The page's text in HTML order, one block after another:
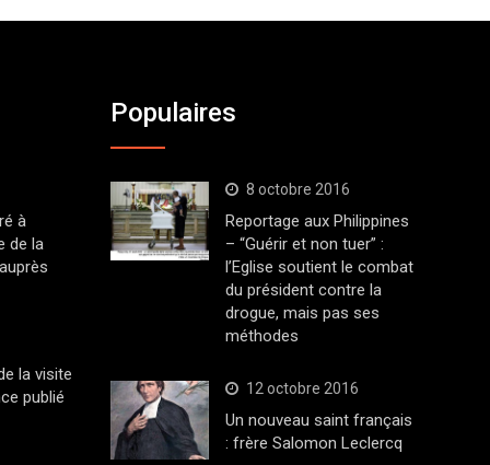
à
de la
la visite
publié
Populaires
8 octobre 2016
Reportage aux Philippines
– “Guérir et non tuer” :
l’Eglise soutient le combat
du président contre la
drogue, mais pas ses
méthodes
12 octobre 2016
Un nouveau saint français
: frère Salomon Leclercq